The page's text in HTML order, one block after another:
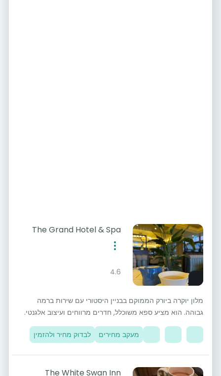
The Grand Hotel & Spa
4.6
מלון יוקרה ביורק הממוקם בבניין היסטורי עם שירות ברמה
גבוהה. הוא מציע ספא משוכלל, חדרים מרווחים ועיצוב אלגנטי.
מעקב מחירים לבדוק מחיר ולהזמין
The White Swan Inn